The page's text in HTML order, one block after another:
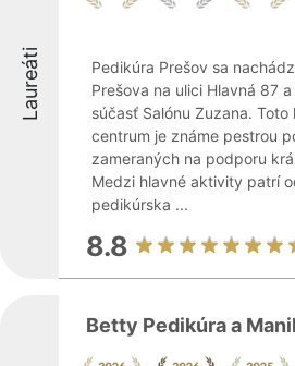
Laureáti
Pedikúra Prešov sa
Prešova na ulici Hlavná 87
súčasť Salónu Zuzana.
centrum je známe pestrou
zameraných na podporu
Medzi hlavné aktivity patrí
pedikúrska ...
8.8
Betty Pedikúra a